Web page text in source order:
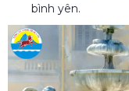
bình yên.